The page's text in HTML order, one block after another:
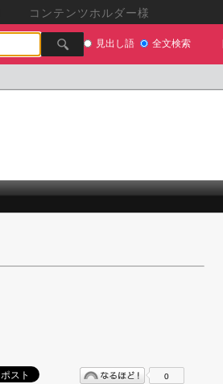
コンテンツホルダー様
見出し語 全文検索
0